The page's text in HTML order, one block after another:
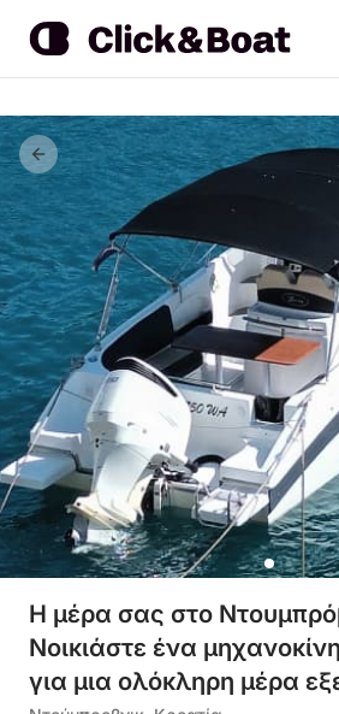
Η μέρα σας στο
Νοικιάστε ένα
για μια ολόκληρη μέρα